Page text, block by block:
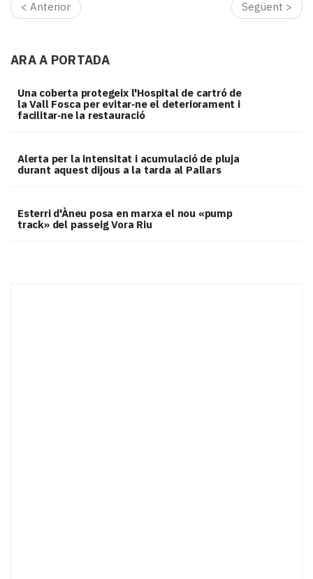
< Anterior Següent >
ARA A PORTADA
Una coberta protegeix l'Hospital de cartró de
la Vall Fosca per evitar‑ne el deteriorament i
facilitar‑ne la restauració
Alerta per la intensitat i acumulació de pluja
durant aquest dijous a la tarda al Pallars
Esterri d'Àneu posa en marxa el nou «pump
track» del passeig Vora Riu